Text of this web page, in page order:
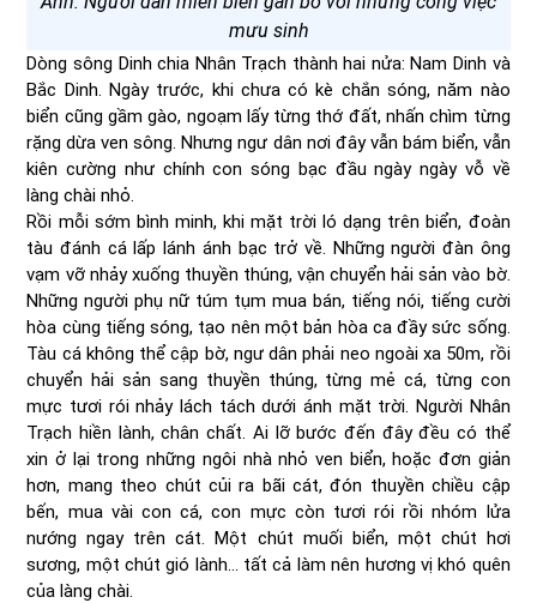
mưu sinh
Dòng sông Dinh chia Nhân Trạch thành hai nửa: Nam Dinh và
Bắc Dinh. Ngày trước, khi chưa có kè chắn sóng, năm nào
biển cũng gầm gào, ngoạm lấy từng thớ đất, nhấn chìm từng
rặng dừa ven sông. Nhưng ngư dân nơi đây vẫn bám biển, vẫn
kiên cường như chính con sóng bạc đầu ngày ngày vỗ về
làng chài nhỏ.
Rồi mỗi sớm bình minh, khi mặt trời ló dạng trên biển, đoàn
tàu đánh cá lấp lánh ánh bạc trở về. Những người đàn ông
vạm vỡ nhảy xuống thuyền thúng, vận chuyển hải sản vào bờ.
Những người phụ nữ túm tụm mua bán, tiếng nói, tiếng cười
hòa cùng tiếng sóng, tạo nên một bản hòa ca đầy sức sống.
Tàu cá không thể cập bờ, ngư dân phải neo ngoài xa 50m, rồi
chuyển hải sản sang thuyền thúng, từng mẻ cá, từng con
mực tươi rói nhảy lách tách dưới ánh mặt trời. Người Nhân
Trạch hiền lành, chân chất. Ai lỡ bước đến đây đều có thể
xin ở lại trong những ngôi nhà nhỏ ven biển, hoặc đơn giản
hơn, mang theo chút củi ra bãi cát, đón thuyền chiều cập
bến, mua vài con cá, con mực còn tươi rói rồi nhóm lửa
nướng ngay trên cát. Một chút muối biển, một chút hơi
sương, một chút gió lành… tất cả làm nên hương vị khó quên
của làng chài.